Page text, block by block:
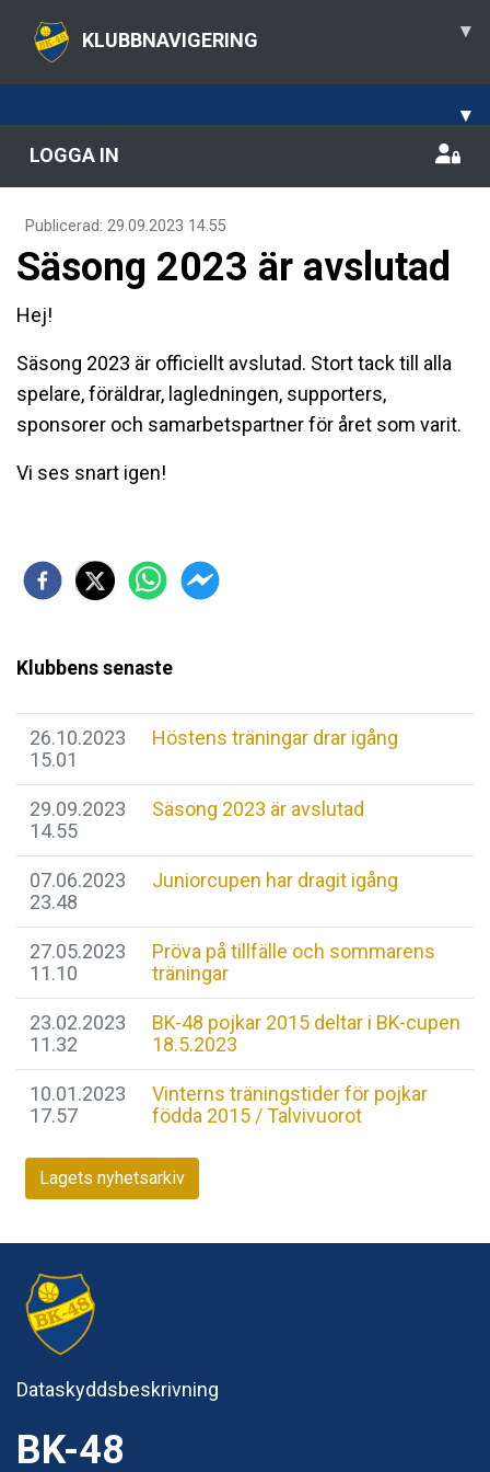
KLUBBNAVIGERING ▾
▾
LOGGA IN
Publicerad: 29.09.2023 14.55
Säsong 2023 är avslutad
Hej!
Säsong 2023 är officiellt avslutad. Stort tack till alla
spelare, föräldrar, lagledningen, supporters,
sponsorer och samarbetspartner för året som varit.
Vi ses snart igen!
Klubbens senaste
26.10.2023
15.01
Höstens träningar drar igång
29.09.2023
14.55
Säsong 2023 är avslutad
07.06.2023
23.48
Juniorcupen har dragit igång
27.05.2023
11.10
Pröva på tillfälle och sommarens
träningar
23.02.2023
11.32
BK-48 pojkar 2015 deltar i BK-cupen
18.5.2023
10.01.2023
17.57
Vinterns träningstider för pojkar
födda 2015 / Talvivuorot
Lagets nyhetsarkiv
Dataskyddsbeskrivning
BK-48